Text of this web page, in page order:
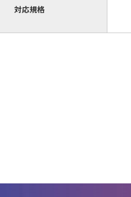
対応規格